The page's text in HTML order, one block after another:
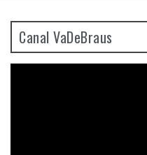
Canal VaDeBraus